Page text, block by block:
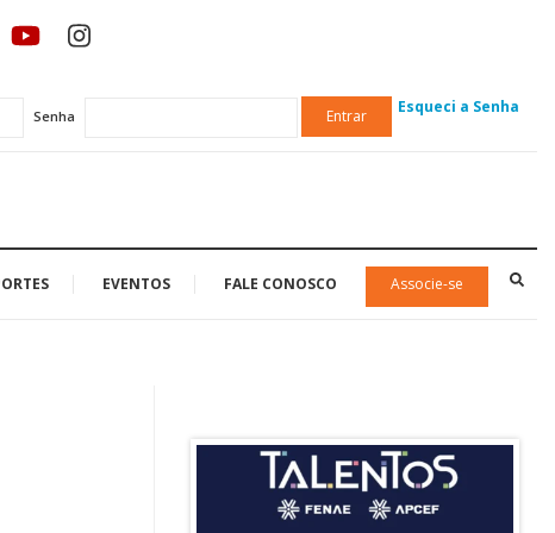
Senha Entrar Esqueci a Senha
EVENTOS FALE CONOSCO Associe-se